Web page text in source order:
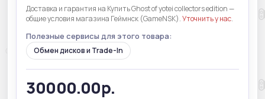
Доставка и гарантия на Купить Ghost of yotei collectors edition —
общие условия магазина Геймнск (GameNSK).Уточнить у нас.
Полезные сервисы для этого товара:
Обмен дисков и Trade-In
30000.00р.